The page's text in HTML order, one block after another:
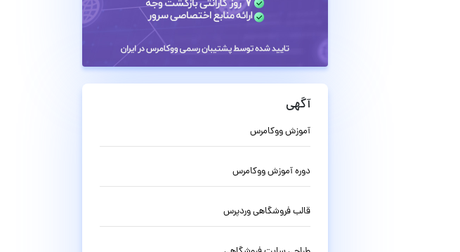
آگهی
آموزش ووکامرس
دوره آموزش ووکامرس
قالب فروشگاهی وردپرس